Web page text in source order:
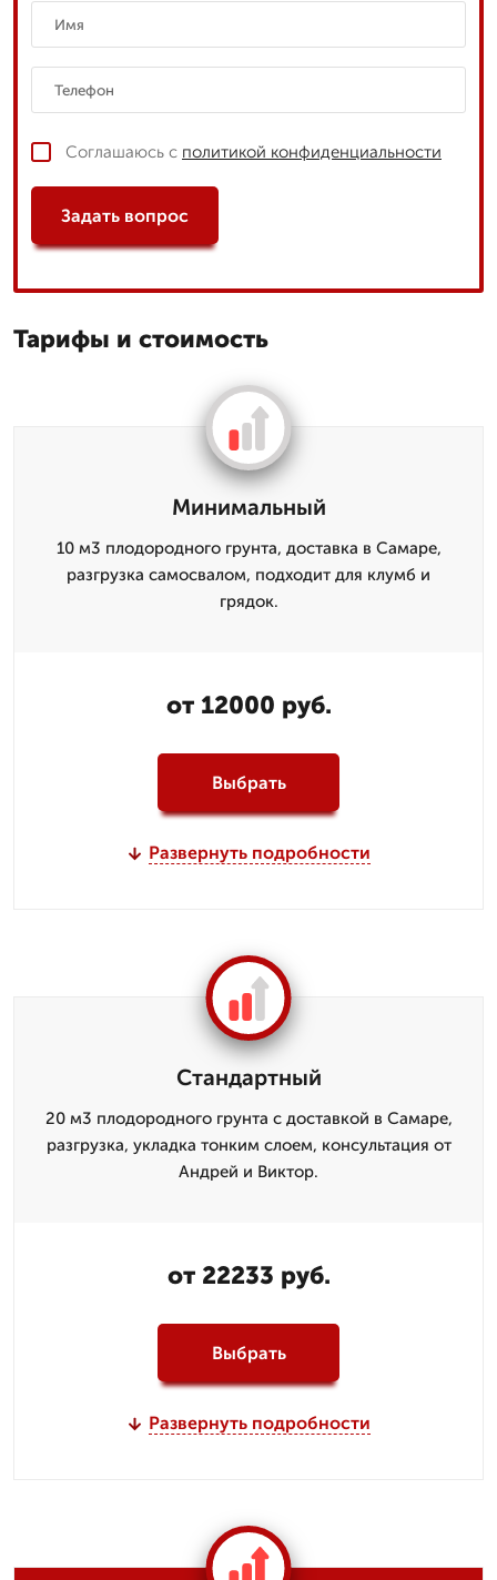
Соглашаюсь с политикой конфиденциальности
Задать вопрос
Тарифы и стоимость
Минимальный
10 м3 плодородного грунта, доставка в Самаре,
разгрузка самосвалом, подходит для клумб и
грядок.
от 12000 руб.
Выбрать
Развернуть подробности
Стандартный
20 м3 плодородного грунта с доставкой в Самаре,
разгрузка, укладка тонким слоем, консультация от
Андрей и Виктор.
от 22233 руб.
Выбрать
Развернуть подробности